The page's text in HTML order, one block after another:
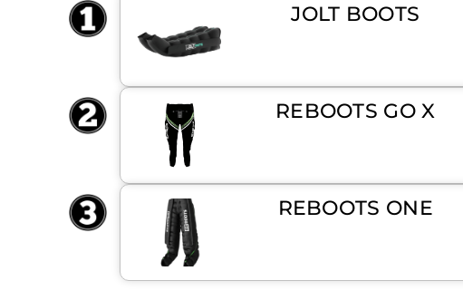
JOLT BOOTS
REBOOTS GO X
REBOOTS ONE